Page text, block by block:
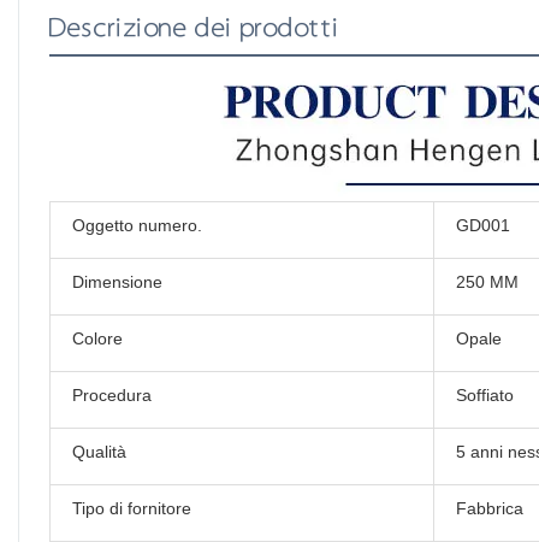
Descrizione dei prodotti
Oggetto numero. GD001
Dimensione 250 MM
Colore Opale
Procedura Soffiato
Qualità 5 anni
Tipo di fornitore Fabbrica